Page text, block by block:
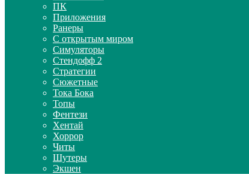
ПК
Приложения
Ранеры
С открытым миром
Симуляторы
Стендофф 2
Стратегии
Сюжетные
Тока Бока
Топы
Фентези
Хентай
Хоррор
Читы
Шутеры
Экшен